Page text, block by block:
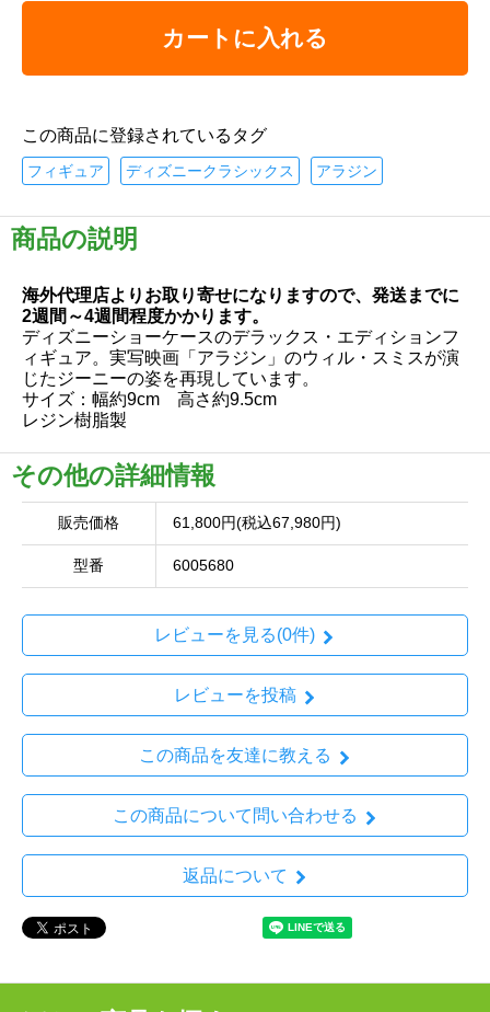
カートに入れる
この商品に登録されているタグ
フィギュア ディズニークラシックス アラジン
商品の説明
海外代理店よりお取り寄せになりますので、発送までに
2週間～4週間程度かかります。
ディズニーショーケースのデラックス・エディションフ
ィギュア。実写映画「アラジン」のウィル・スミスが演
じたジーニーの姿を再現しています。
サイズ：幅約9cm 高さ約9.5cm
レジン樹脂製
その他の詳細情報
販売価格 61,800円(税込67,980円)
型番 6005680
レビューを見る(0件)
レビューを投稿
この商品を友達に教える
この商品について問い合わせる
返品について